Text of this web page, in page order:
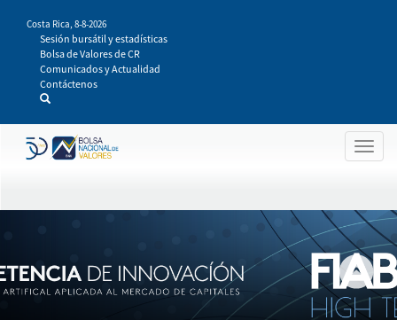
contenido
principal
Costa Rica, 8-8-2026
Sesión bursátil y estadísticas
Bolsa de Valores de CR
Comunicados y Actualidad
Contáctenos